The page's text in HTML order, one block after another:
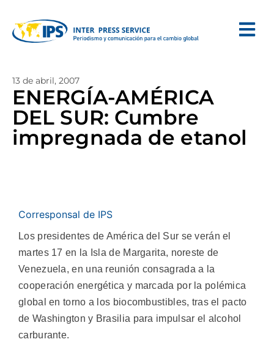
13 de abril, 2007
ENERGÍA-AMÉRICA
DEL SUR: Cumbre
impregnada de etanol
Corresponsal de IPS
Los presidentes de América del Sur se verán el
martes 17 en la Isla de Margarita, noreste de
Venezuela, en una reunión consagrada a la
cooperación energética y marcada por la polémica
global en torno a los biocombustibles, tras el pacto
de Washington y Brasilia para impulsar el alcohol
carburante.